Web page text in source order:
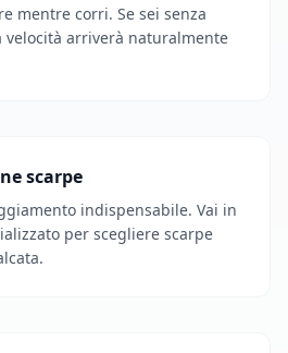
mentre corri. Se sei senza
velocità arriverà naturalmente
scarpe
indispensabile. Vai in
per scegliere scarpe